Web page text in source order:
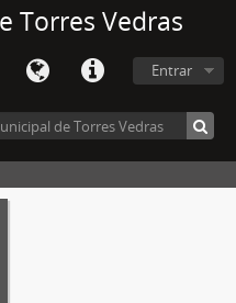
Torres Vedras
Entrar